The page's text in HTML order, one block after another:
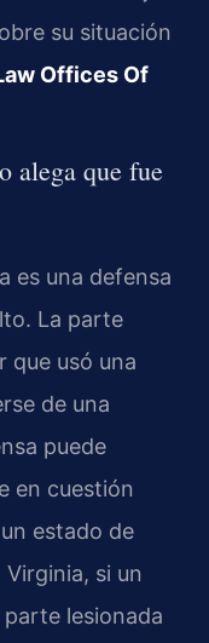
su situación
Offices Of
alega que fue
es una defensa
La parte
que usó una
de una
puede
en cuestión
estado de
si un
lesionada